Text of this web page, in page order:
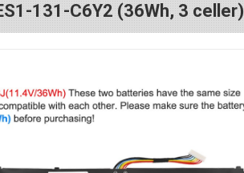
131-C6Y2 (36Wh, 3 celler)